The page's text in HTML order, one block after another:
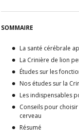
SOMMAIRE
La santé cérébrale
La Crinière de lion
Études sur les
Nos études sur la
Les indispensables
Conseils pour
cerveau
Résumé